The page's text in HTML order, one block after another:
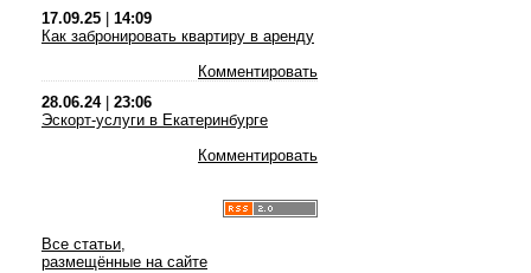
17.09.25
14:09
Как забронировать квартиру в аренду
Комментировать
28.06.24| 23:06
Эскорт-услуги в Екатеринбурге
Комментировать
Все статьи,
размещённые на сайте